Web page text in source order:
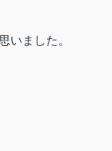
いました。